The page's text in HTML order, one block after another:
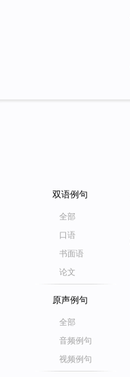
双语例句
全部
口语
书面语
论文
原声例句
全部
音频例句
视频例句